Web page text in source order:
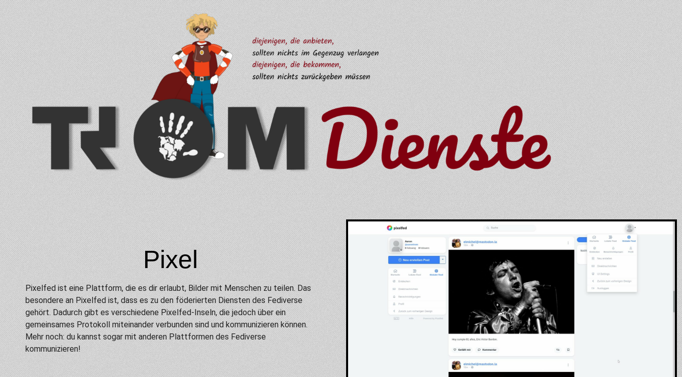
Pixel
Pixelfed ist eine Plattform, die es dir erlaubt, Bilder mit Menschen zu teilen. Das
besondere an Pixelfed ist, dass es zu den föderierten Diensten des Fediverse
gehört. Dadurch gibt es verschiedene Pixelfed-Inseln, die jedoch über ein
gemeinsames Protokoll miteinander verbunden sind und kommunizieren können.
Mehr noch: du kannst sogar mit anderen Plattformen des Fediverse
kommunizieren!